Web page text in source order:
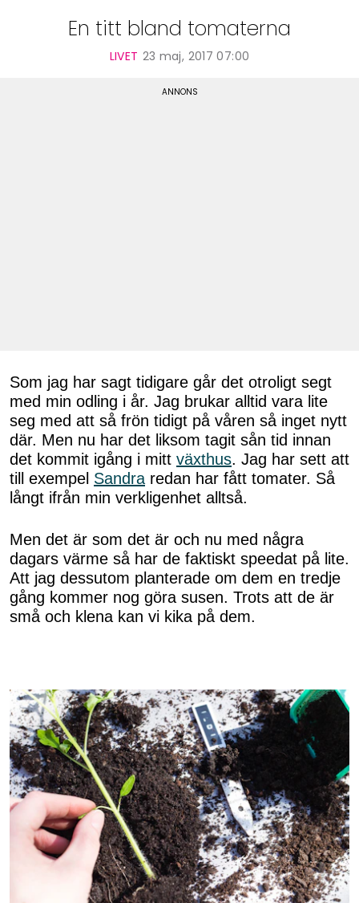
En titt bland tomaterna
LIVET 23 maj, 2017 07:00
Som jag har sagt tidigare går det otroligt segt
med min odling i år. Jag brukar alltid vara lite
seg med att så frön tidigt på våren så inget nytt
där. Men nu har det liksom tagit sån tid innan
det kommit igång i mitt växthus. Jag har sett att
till exempel Sandra redan har fått tomater. Så
långt ifrån min verkligenhet alltså.
Men det är som det är och nu med några
dagars värme så har de faktiskt speedat på lite.
Att jag dessutom planterade om dem en tredje
gång kommer nog göra susen. Trots att de är
små och klena kan vi kika på dem.